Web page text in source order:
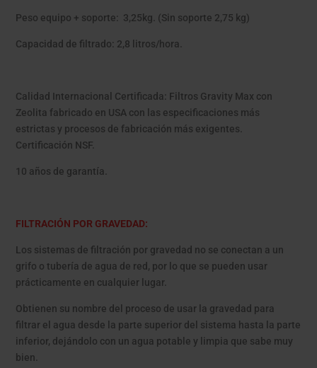
Peso equipo + soporte: 3,25kg. (Sin soporte 2,75 kg)
Capacidad de filtrado: 2,8 litros/hora.
Calidad Internacional Certificada: Filtros Gravity Max con
Zeolita fabricado en USA con las especificaciones más
estrictas y procesos de fabricación más exigentes.
Certificación NSF.
10 años de garantía.
FILTRACIÓN POR GRAVEDAD:
Los sistemas de filtración por gravedad no se conectan a un
grifo o tubería de agua de red, por lo que se pueden usar
prácticamente en cualquier lugar.
Obtienen su nombre del proceso de usar la gravedad para
filtrar el agua desde la parte superior del sistema hasta la parte
inferior, dejándolo con un agua potable y limpia que sabe muy
bien.